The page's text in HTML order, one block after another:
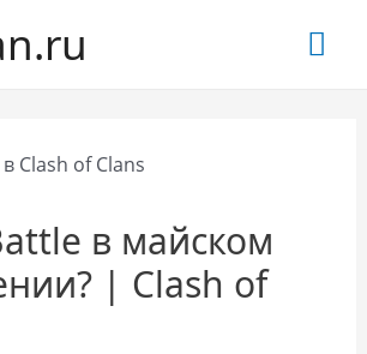
в майском
| Clash of